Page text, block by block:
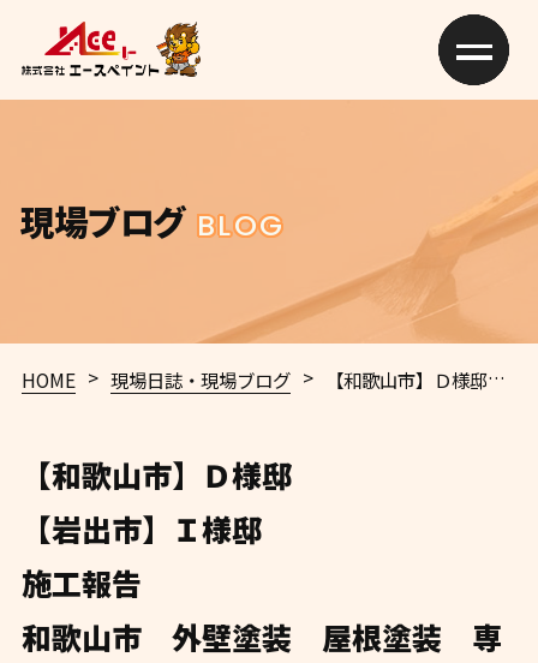
現場ブログ BLOG
HOME > 現場日誌・現場ブログ > 【和歌山市】Ｄ様邸【岩
【和歌山市】Ｄ様邸
【岩出市】Ｉ様邸
施工報告
和歌山市 外壁塗装 屋根塗装 専